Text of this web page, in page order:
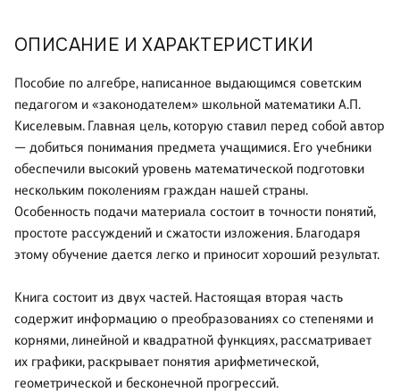
ОПИСАНИЕ И ХАРАКТЕРИСТИКИ
Пособие по алгебре, написанное выдающимся советским
педагогом и «законодателем» школьной математики А.П.
Киселевым. Главная цель, которую ставил перед собой автор
— добиться понимания предмета учащимися. Его учебники
обеспечили высокий уровень математической подготовки
нескольким поколениям граждан нашей страны.
Особенность подачи материала состоит в точности понятий,
простоте рассуждений и сжатости изложения. Благодаря
этому обучение дается легко и приносит хороший результат.
Книга состоит из двух частей. Настоящая вторая часть
содержит информацию о преобразованиях со степенями и
корнями, линейной и квадратной функциях, рассматривает
их графики, раскрывает понятия арифметической,
геометрической и бесконечной прогрессий.